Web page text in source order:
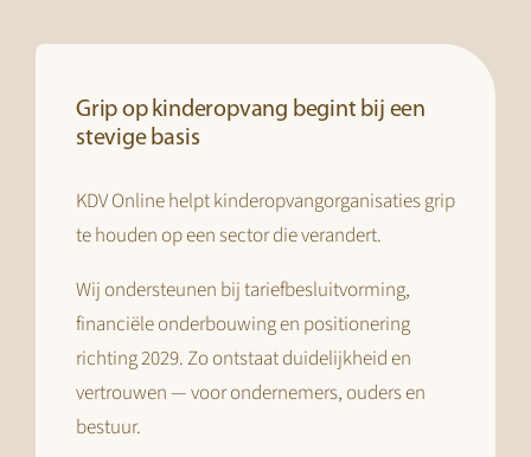
Grip op kinderopvang begint bij een
stevige basis
KDV Online helpt kinderopvangorganisaties grip
te houden op een sector die verandert.
Wij ondersteunen bij tariefbesluitvorming,
financiële onderbouwing en positionering
richting 2029. Zo ontstaat duidelijkheid en
vertrouwen — voor ondernemers, ouders en
bestuur.